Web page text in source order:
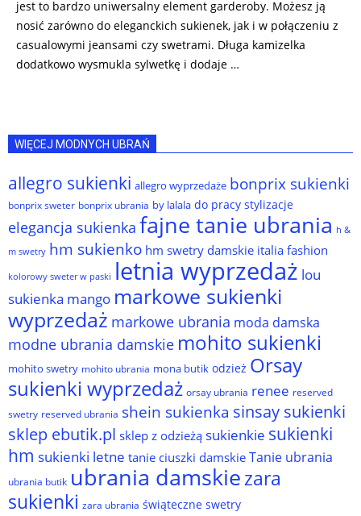
jest to bardzo uniwersalny element garderoby. Możesz ją
nosić zarówno do eleganckich sukienek, jak i w połączeniu z
casualowymi jeansami czy swetrami. Długa kamizelka
dodatkowo wysmukla sylwetkę i dodaje …
WIĘCEJ MODNYCH UBRAŃ
allegro sukienki allegro wyprzedaże bonprix sukienki
bonprix sweter bonprix ubrania by lalala do pracy stylizacje
elegancja sukienka fajne tanie ubrania h &
m swetry hm sukienko hm swetry damskie italia fashion
kolorowy sweter w paski letnia wyprzedaż lou
sukienka mango markowe sukienki
wyprzedaż markowe ubrania moda damska
modne ubrania damskie mohito sukienki
mohito swetry mohito ubrania mona butik odzież Orsay
sukienki wyprzedaż orsay ubrania renee reserved
swetry reserved ubrania shein sukienka sinsay sukienki
sklep ebutik.pl sklep z odzieżą sukienkie sukienki
hm sukienki letne tanie ciuszki damskie Tanie ubrania
ubrania butik ubrania damskiezara
sukienki zara ubrania świąteczne swetry